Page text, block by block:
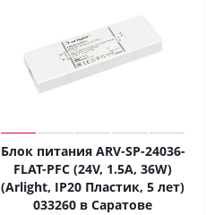
Блок питания ARV-SP-24036-
FLAT-PFC (24V, 1.5A, 36W)
(Arlight, IP20 Пластик, 5 лет)
033260 в Саратове